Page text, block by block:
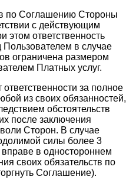
по Соглашению Стороны
с действующим
этом ответственность
в случае
ограничена размером
Платных услуг.
за полное
из своих обязанностей,
обстоятельств
после заключения
Сторон. В случае
силы более 3
в одностороннем
своих обязательств по
Соглашение).